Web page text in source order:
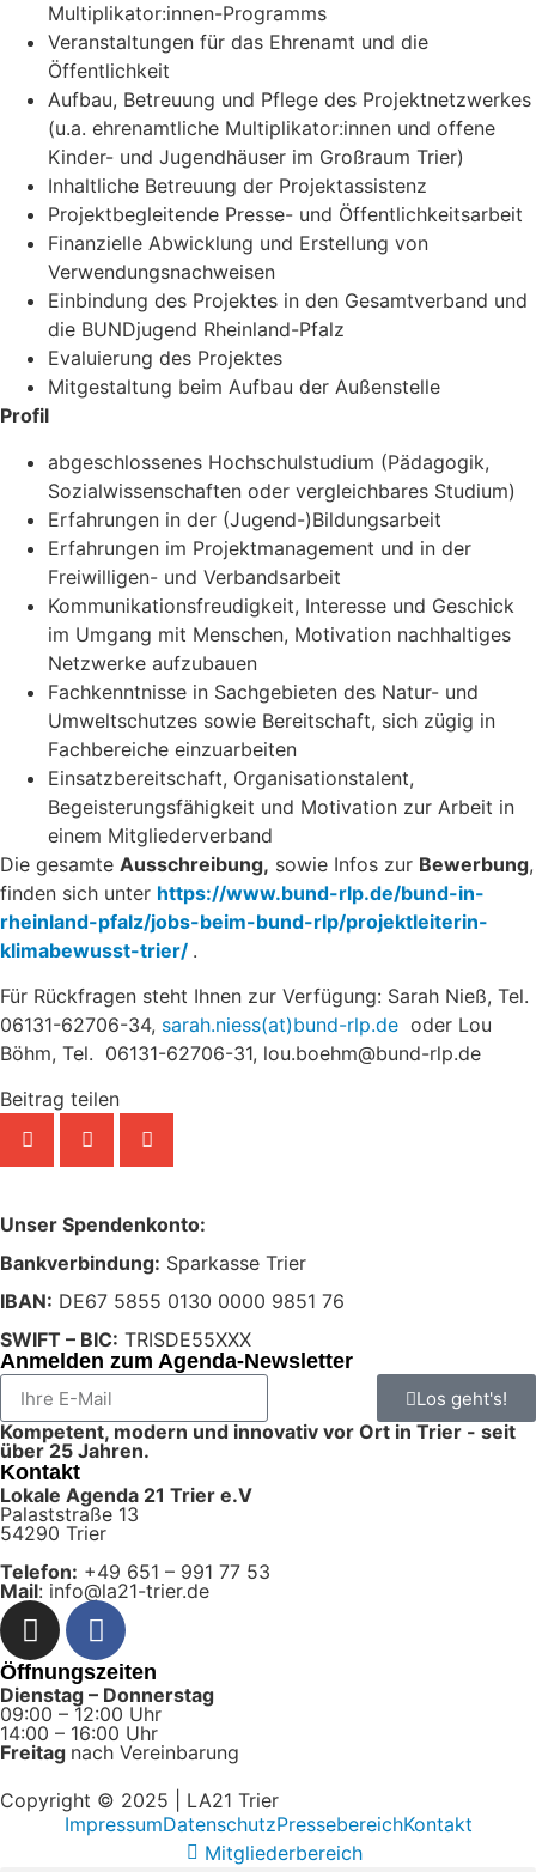
Multiplikator:innen-Programms
Veranstaltungen für das Ehrenamt und die
Öffentlichkeit
Aufbau, Betreuung und Pflege des Projektnetzwerkes
(u.a. ehrenamtliche Multiplikator:innen und offene
Kinder- und Jugendhäuser im Großraum Trier)
Inhaltliche Betreuung der Projektassistenz
Projektbegleitende Presse- und Öffentlichkeitsarbeit
Finanzielle Abwicklung und Erstellung von
Verwendungsnachweisen
Einbindung des Projektes in den Gesamtverband und
die BUNDjugend Rheinland-Pfalz
Evaluierung des Projektes
Mitgestaltung beim Aufbau der Außenstelle
Profil
abgeschlossenes Hochschulstudium (Pädagogik,
Sozialwissenschaften oder vergleichbares Studium)
Erfahrungen in der (Jugend-)Bildungsarbeit
Erfahrungen im Projektmanagement und in der
Freiwilligen- und Verbandsarbeit
Kommunikationsfreudigkeit, Interesse und Geschick
im Umgang mit Menschen, Motivation nachhaltiges
Netzwerke aufzubauen
Fachkenntnisse in Sachgebieten des Natur- und
Umweltschutzes sowie Bereitschaft, sich zügig in
Fachbereiche einzuarbeiten
Einsatzbereitschaft, Organisationstalent,
Begeisterungsfähigkeit und Motivation zur Arbeit in
einem Mitgliederverband
Die gesamte Ausschreibung, sowie Infos zur Bewerbung,
finden sich unter https://www.bund-rlp.de/bund-in-
rheinland-pfalz/jobs-beim-bund-rlp/projektleiterin-
klimabewusst-trier/ .
Für Rückfragen steht Ihnen zur Verfügung: Sarah Nieß, Tel.
06131-62706-34, sarah.niess(at)bund-rlp.de oder Lou
Böhm, Tel. 06131-62706-31, lou.boehm@bund-rlp.de
Beitrag teilen
Unser Spendenkonto:
Bankverbindung: Sparkasse Trier
IBAN: DE67 5855 0130 0000 9851 76
SWIFT – BIC: TRISDE55XXX
Anmelden zum Agenda-Newsletter
Los geht's!
Kompetent, modern und innovativ vor Ort in Trier - seit
über 25 Jahren.
Kontakt
Lokale Agenda 21 Trier e.V
Palaststraße 13
54290 Trier
Telefon: +49 651 – 991 77 53
Mail: info@la21-trier.de
Öffnungszeiten
Dienstag – Donnerstag
09:00 – 12:00 Uhr
14:00 – 16:00 Uhr
Freitag nach Vereinbarung
Copyright © 2025 | LA21 Trier
ImpressumDatenschutzPressebereichKontakt
Mitgliederbereich